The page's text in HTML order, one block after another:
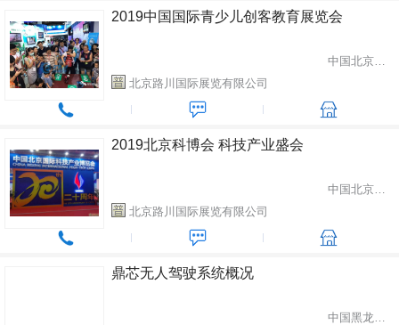
2019中国国际青少儿创客教育展览会
中国北京市朝阳区
北京路川国际展览有限公司
2019北京科博会 科技产业盛会
中国北京市朝阳区
北京路川国际展览有限公司
鼎芯无人驾驶系统概况
中国黑龙江哈尔滨市